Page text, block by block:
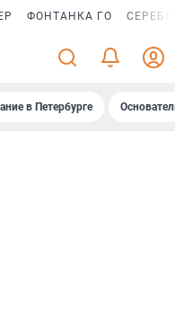
ФОНТАНКА ГО
в Петербурге